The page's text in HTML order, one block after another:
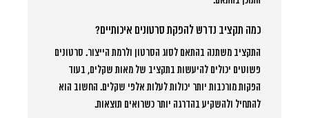
כמה תקציב נדרש להפקת סרטונים איכותיים?
התקציב משתנה בהתאם לסוג הסרטון ולרמת הייצור. סרטונים
פשוטים יכולים להיעשות בתקציב של מאות שקלים, בעוד
הפקות מורכבות יותר יכולות לעלות אלפי שקלים. החשוב הוא
להתחיל ולהשקיע בהדרגה יותר כשרואים תוצאות.